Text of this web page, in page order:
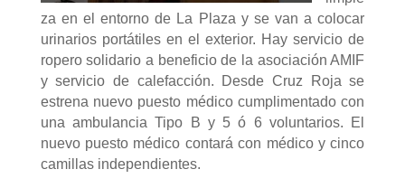
za en el entorno de La Plaza y se van a colocar
urinarios portátiles en el exterior. Hay servicio de
ropero solidario a beneficio de la asociación AMIF
y servicio de calefacción. Desde Cruz Roja se
estrena nuevo puesto médico cumplimentado con
una ambulancia Tipo B y 5 ó 6 voluntarios. El
nuevo puesto médico contará con médico y cinco
camillas independientes.